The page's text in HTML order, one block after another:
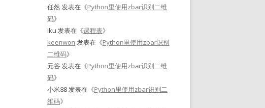
任然 发表在《Python里使用zbar识别二维
码》
iku 发表在《课程表》
keenwon 发表在《Python里使用zbar识别
二维码》
元谷发表在《Python里使用zbar识别二维
码》
小米88发表在《Python里使用zbar识别二
维码》